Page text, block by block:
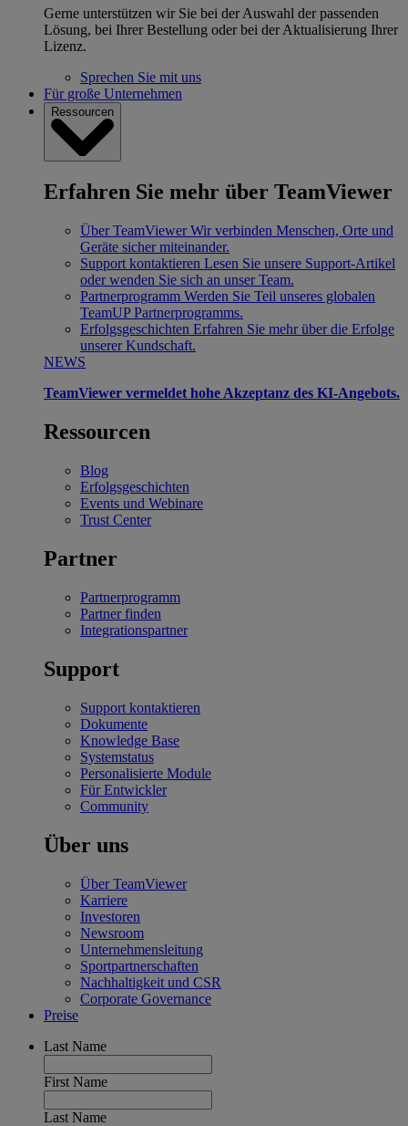
Gerne unterstützen wir Sie bei der Auswahl der passenden
Lösung, bei Ihrer Bestellung oder bei der Aktualisierung Ihrer
Lizenz.
Sprechen Sie mit uns
Für große Unternehmen
Ressourcen
Erfahren Sie mehr über TeamViewer
Über TeamViewer Wir verbinden Menschen, Orte und
Geräte sicher miteinander.
Support kontaktieren Lesen Sie unsere Support-Artikel
oder wenden Sie sich an unser Team.
Partnerprogramm Werden Sie Teil unseres globalen
TeamUP Partnerprogramms.
Erfolgsgeschichten Erfahren Sie mehr über die Erfolge
unserer Kundschaft.
NEWS
TeamViewer vermeldet hohe Akzeptanz des KI-Angebots.
Ressourcen
Blog
Erfolgsgeschichten
Events und Webinare
Trust Center
Partner
Partnerprogramm
Partner finden
Integrationspartner
Support
Support kontaktieren
Dokumente
Knowledge Base
Systemstatus
Personalisierte Module
Für Entwickler
Community
Über uns
Über TeamViewer
Karriere
Investoren
Newsroom
Unternehmensleitung
Sportpartnerschaften
Nachhaltigkeit und CSR
Corporate Governance
Preise
Last Name
First Name
Last Name